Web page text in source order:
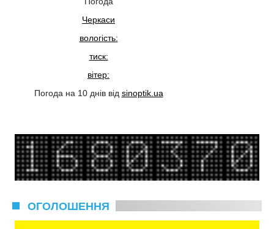
Черкаси
вологість:
тиск:
вітер:
Погода на 10 днів від sinoptik.ua
ОГОЛОШЕННЯ